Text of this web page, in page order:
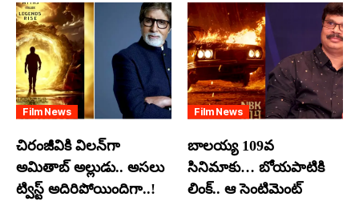
Film News
చిరంజీవికి విలన్‌గా
అమితాబ్ అల్లుడు.. అసలు
ట్విస్ట్ అదిరిపోయిందిగా..!
Film News
బాలయ్య 109వ
సినిమాకు… బోయపాటికి
లింక్.. ఆ సెంటిమెంట్